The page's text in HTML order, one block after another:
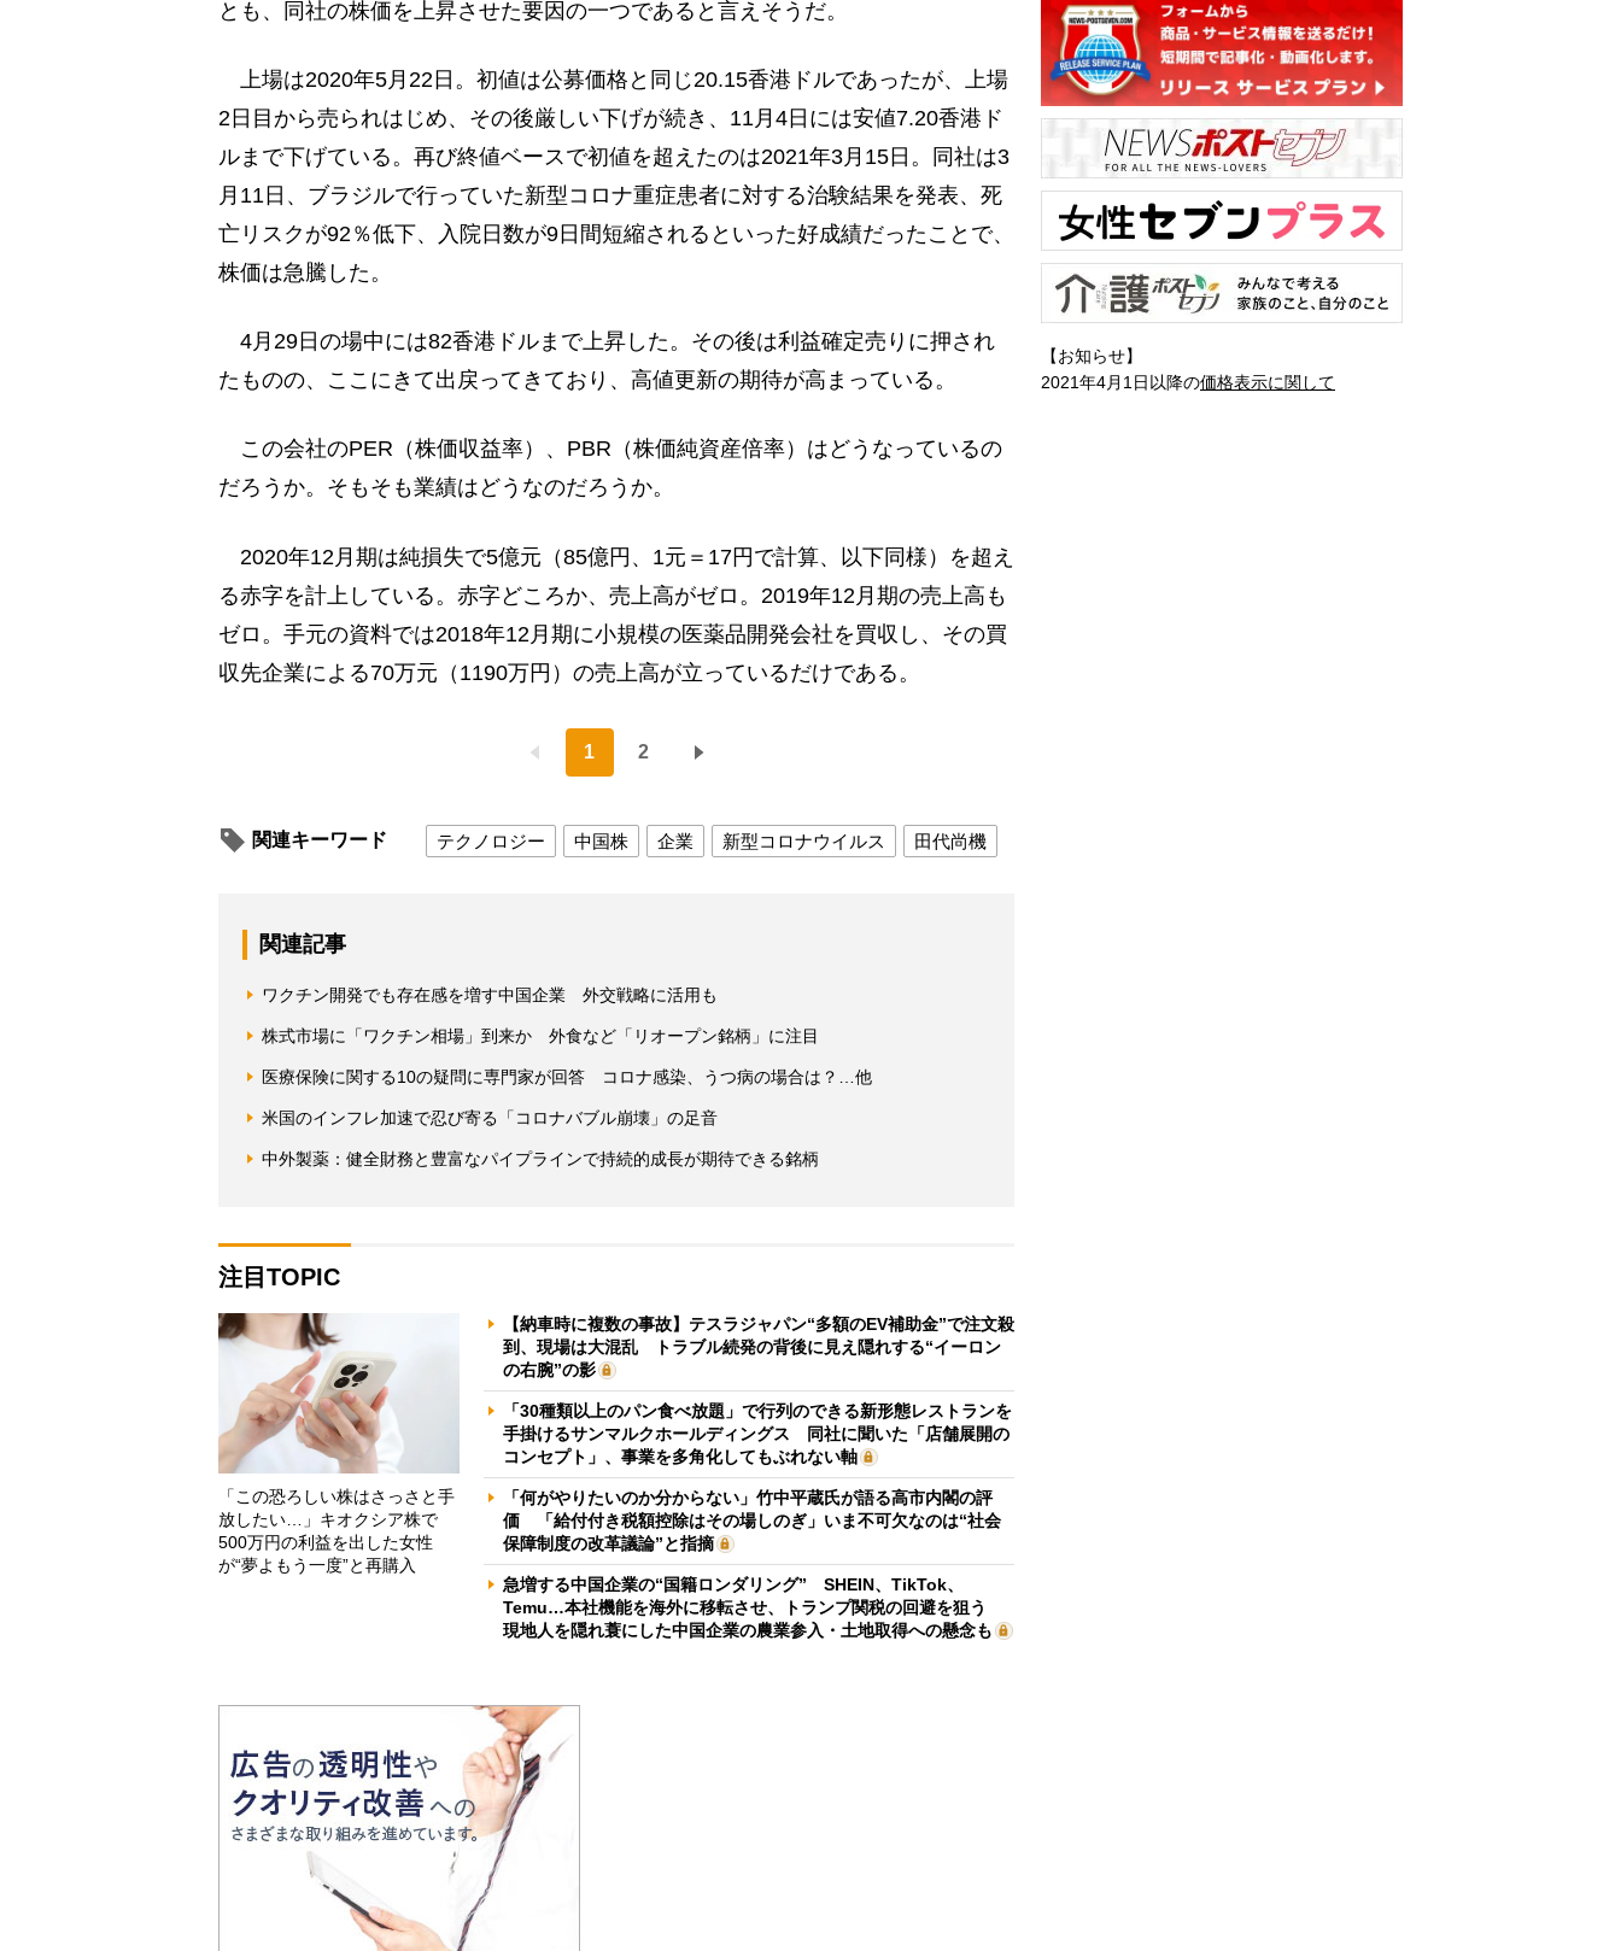
とも、同社の株価を上昇させた要因の一つであると言えそうだ。
上場は2020年5月22日。初値は公募価格と同じ20.15香港ドルであったが、上場
2日目から売られはじめ、その後厳しい下げが続き、11月4日には安値7.20香港ド
ルまで下げている。再び終値ベースで初値を超えたのは2021年3月15日。同社は3
月11日、ブラジルで行っていた新型コロナ重症患者に対する治験結果を発表、死
亡リスクが92％低下、入院日数が9日間短縮されるといった好成績だったことで、
株価は急騰した。
4月29日の場中には82香港ドルまで上昇した。その後は利益確定売りに押され
たものの、ここにきて出戻ってきており、高値更新の期待が高まっている。
この会社のPER（株価収益率）、PBR（株価純資産倍率）はどうなっているの
だろうか。そもそも業績はどうなのだろうか。
2020年12月期は純損失で5億元（85億円、1元＝17円で計算、以下同様）を超え
る赤字を計上している。赤字どころか、売上高がゼロ。2019年12月期の売上高も
ゼロ。手元の資料では2018年12月期に小規模の医薬品開発会社を買収し、その買
収先企業による70万元（1190万円）の売上高が立っているだけである。
1 2
関連キーワード テクノロジー 中国株 企業 新型コロナウイルス 田代尚機
関連記事
ワクチン開発でも存在感を増す中国企業 外交戦略に活用も
株式市場に「ワクチン相場」到来か 外食など「リオープン銘柄」に注目
医療保険に関する10の疑問に専門家が回答 コロナ感染、うつ病の場合は？…他
米国のインフレ加速で忍び寄る「コロナバブル崩壊」の足音
中外製薬：健全財務と豊富なパイプラインで持続的成長が期待できる銘柄
注目TOPIC
「この恐ろしい株はさっさと手
放したい…」キオクシア株で
500万円の利益を出した女性
が“夢よもう一度”と再購入
【納車時に複数の事故】テスラジャパン“多額のEV補助金”で注文殺
到、現場は大混乱 トラブル続発の背後に見え隠れする“イーロン
の右腕”の影
「30種類以上のパン食べ放題」で行列のできる新形態レストランを
手掛けるサンマルクホールディングス 同社に聞いた「店舗展開の
コンセプト」、事業を多角化してもぶれない軸
「何がやりたいのか分からない」竹中平蔵氏が語る高市内閣の評
価 「給付付き税額控除はその場しのぎ」いま不可欠なのは“社会
保障制度の改革議論”と指摘
急増する中国企業の“国籍ロンダリング” SHEIN、TikTok、
Temu…本社機能を海外に移転させ、トランプ関税の回避を狙う
現地人を隠れ蓑にした中国企業の農業参入・土地取得への懸念も
【お知らせ】
2021年4月1日以降の価格表示に関して